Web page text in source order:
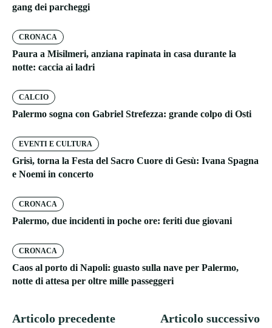
gang dei parcheggi
CRONACA
Paura a Misilmeri, anziana rapinata in casa durante la
notte: caccia ai ladri
CALCIO
Palermo sogna con Gabriel Strefezza: grande colpo di Osti
EVENTI E CULTURA
Grisì, torna la Festa del Sacro Cuore di Gesù: Ivana Spagna
e Noemi in concerto
CRONACA
Palermo, due incidenti in poche ore: feriti due giovani
CRONACA
Caos al porto di Napoli: guasto sulla nave per Palermo,
notte di attesa per oltre mille passeggeri
Articolo precedente Articolo successivo